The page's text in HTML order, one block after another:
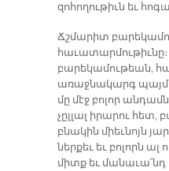
զոհողութիւն եւ
Ճշմարիտ
բարեկամութեան,
առաջնակարգ
մը մէջ բոլոր
չըլլալ իրարու հետ,
բնակին միեւնոյն
ներքեւ եւ բոլորն
միտք եւ մանաւա՛նդ